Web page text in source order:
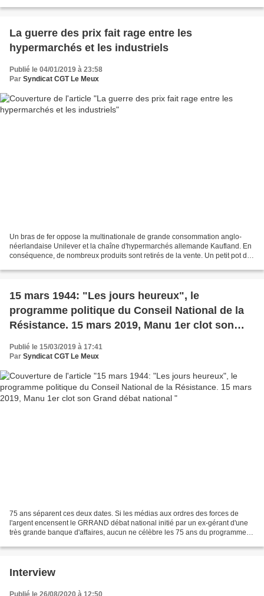
La guerre des prix fait rage entre les
hypermarchés et les industriels
Publié le 04/01/2019 à 23:58
Par Syndicat CGT Le Meux
Un bras de fer oppose la multinationale de grande consommation anglo-
néerlandaise Unilever et la chaîne d'hypermarchés allemande Kaufland. En
conséquence, de nombreux produits sont retirés de la vente. Un petit pot de
15 mars 1944: "Les jours heureux", le
programme politique du Conseil National de la
Résistance. 15 mars 2019, Manu 1er clot son
Publié le 15/03/2019 à 17:41
Par Syndicat CGT Le Meux
75 ans séparent ces deux dates. Si les médias aux ordres des forces de
l'argent encensent le GRRAND débat national initié par un ex-gérant d'une
très grande banque d'affaires, aucun ne célèbre les 75 ans du programme
Interview